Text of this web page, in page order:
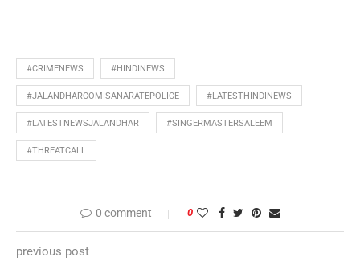
#CRIMENEWS #HINDINEWS
#JALANDHARCOMISANARATEPOLICE #LATESTHINDINEWS
#LATESTNEWSJALANDHAR #SINGERMASTERSALEEM
#THREATCALL
0 comment 0
previous post